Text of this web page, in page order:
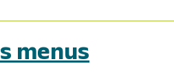
menus